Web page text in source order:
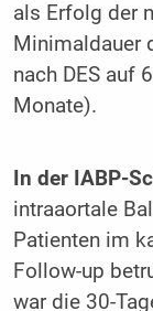
als Erfolg der
Minimaldauer
nach DES auf
Monate).
In der IABP-
intraaortale
Patienten im
Follow-up
war die 30-